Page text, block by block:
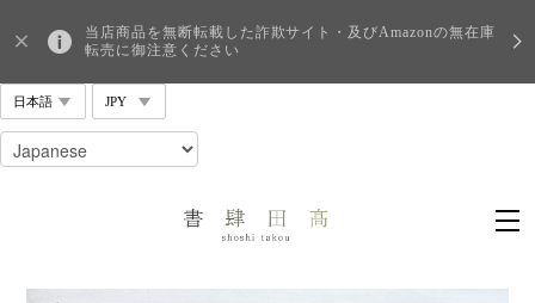
当店商品を無断転載した詐欺サイト・及びAmazonの無在庫
転売に御注意ください